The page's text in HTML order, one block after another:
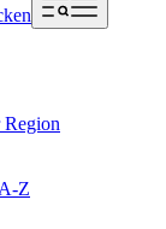
Region
Z